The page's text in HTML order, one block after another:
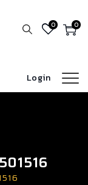
0
0
Login